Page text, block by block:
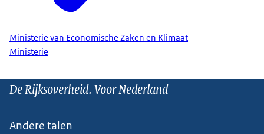
Ministerie van Economische Zaken en Klimaat
Ministerie
De Rijksoverheid. Voor Nederland
Andere talen